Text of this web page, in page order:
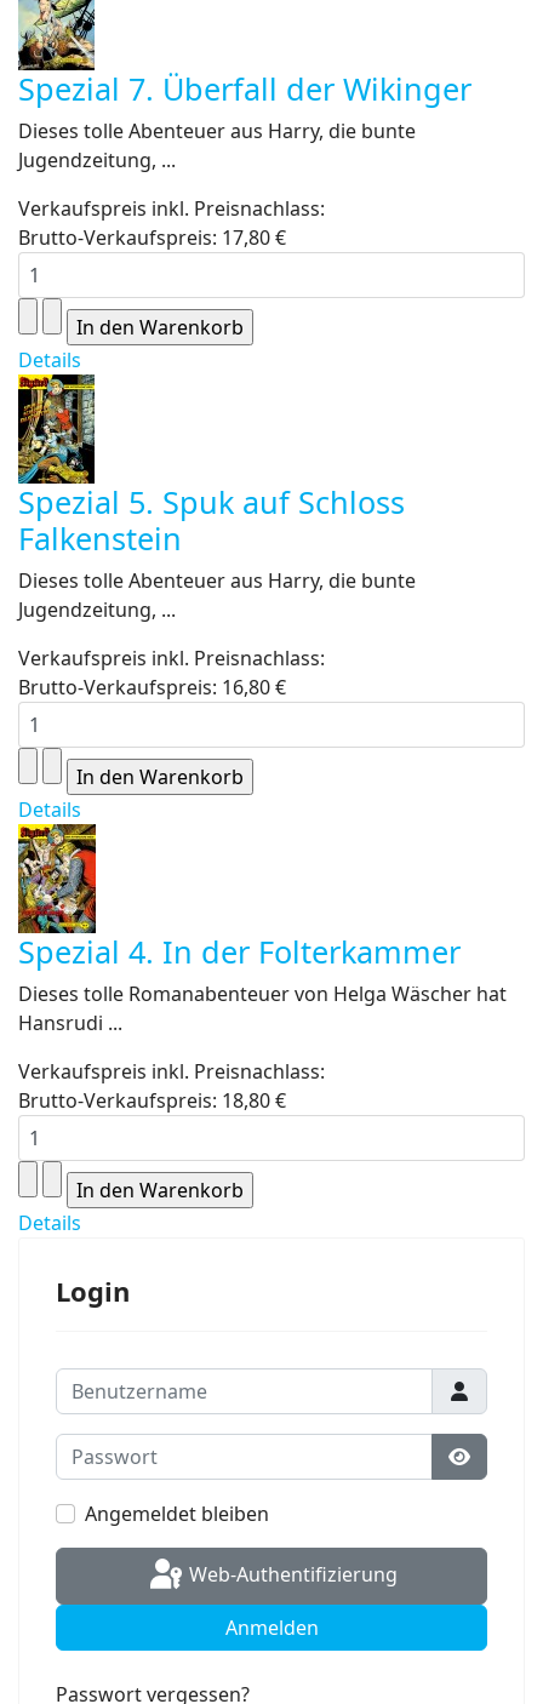
Spezial 7. Überfall der Wikinger
Dieses tolle Abenteuer aus Harry, die bunte
Jugendzeitung, ...
Verkaufspreis inkl. Preisnachlass:
Brutto-Verkaufspreis: 17,80 €
Details
Spezial 5. Spuk auf Schloss
Falkenstein
Dieses tolle Abenteuer aus Harry, die bunte
Jugendzeitung, ...
Verkaufspreis inkl. Preisnachlass:
Brutto-Verkaufspreis: 16,80 €
Details
Spezial 4. In der Folterkammer
Dieses tolle Romanabenteuer von Helga Wäscher hat
Hansrudi ...
Verkaufspreis inkl. Preisnachlass:
Brutto-Verkaufspreis: 18,80 €
Details
Login
Benutzername
Passwort
Angemeldet bleiben
Web-Authentifizierung
Anmelden
Passwort vergessen?